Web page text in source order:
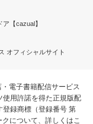
ア【cazual】
オフィシャルサイト
電子書籍配信サービス
用許諾を得た正規版配
録商標（登録番号 第
について、詳しくはこ